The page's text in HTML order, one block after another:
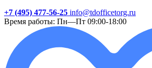
+7 (495) 477-56-25 info@tdofficetorg.ru
Время работы: Пн—Пт 09:00-18:00